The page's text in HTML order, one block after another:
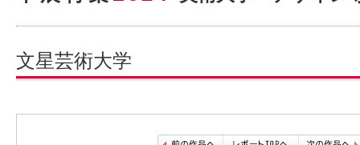
文星芸術大学